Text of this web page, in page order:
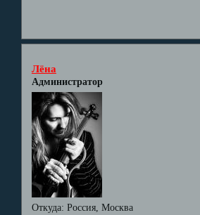
Лёна
Администратор
Откуда: Россия, Москва